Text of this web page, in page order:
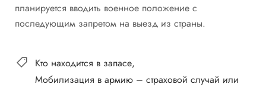
планируется вводить военное положение с
последующим запретом на выезд из страны.
Кто находится в запасе
Мобилизация в армию – страховой случай или